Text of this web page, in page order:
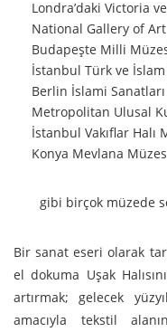
Londra’daki Victoria
National Gallery of Art
Budapeşte Milli
İstanbul Türk ve
Berlin İslami
Metropolitan Ulusal
İstanbul Vakıflar Halı
Konya Mevlana
gibi birçok müzede
Bir sanat eseri olarak
el dokuma Uşak
artırmak; gelecek
amacıyla tekstil